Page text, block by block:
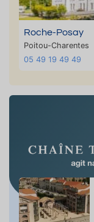
Roche-Posay
Poitou-Charentes
05 49 19 49 49